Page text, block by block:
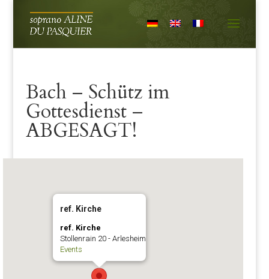
Bach – Schütz im
Gottesdienst –
ABGESAGT!
ref. Kirche
ref. Kirche
Stollenrain 20 - Arlesheim
Events